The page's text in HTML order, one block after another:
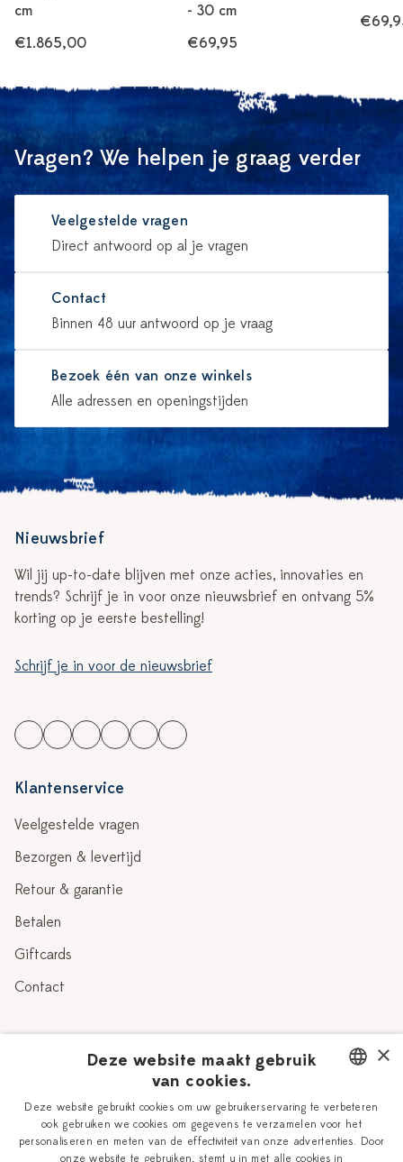
cm
€1.865,00
- 30 cm
€69,95
Vragen? We helpen je graag verder
Veelgestelde vragen
Direct antwoord op al je vragen
Contact
Binnen 48 uur antwoord op je vraag
Bezoek één van onze winkels
Alle adressen en openingstijden
Nieuwsbrief
Wil jij up-to-date blijven met onze acties, innovaties en
trends? Schrijf je in voor onze nieuwsbrief en ontvang 5%
korting op je eerste bestelling!
Schrijf je in voor de nieuwsbrief
Klantenservice
Veelgestelde vragen
Bezorgen & levertijd
Retour & garantie
Betalen
Giftcards
Contact
Verhaal
Onze plateelschilders
Delfts Blauw
Workshops
Vacatures
DUTCH
ENGLISH
×
Deze website maakt gebruik
van cookies.
Deze website gebruikt cookies om uw gebruikerservaring te verbeteren
ook gebruiken we cookies om gegevens te verzamelen voor het
personaliseren en meten van de effectiviteit van onze advertenties. Door
onze website te gebruiken, stemt u in met alle cookies in